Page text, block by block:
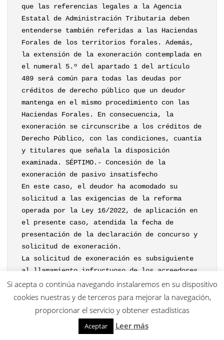
que las referencias legales a la Agencia
Estatal de Administración Tributaria deben
entenderse también referidas a las Haciendas
Forales de los territorios forales. Además,
la extensión de la exoneración contemplada en
el numeral 5.º del apartado 1 del artículo
489 será común para todas las deudas por
créditos de derecho público que un deudor
mantenga en el mismo procedimiento con las
Haciendas Forales. En consecuencia, la
exoneración se circunscribe a los créditos de
Derecho Público, con las condiciones, cuantía
y titulares que señala la disposición
examinada. SÉPTIMO.- Concesión de la
exoneración de pasivo insatisfecho
En este caso, el deudor ha acomodado su
solicitud a las exigencias de la reforma
operada por la Ley 16/2022, de aplicación en
el presente caso, atendida la fecha de
presentación de la declaración de concurso y
solicitud de exoneración.
La solicitud de exoneración es subsiguiente
al llamamiento infructuoso de los acreedores
tras el dictado del auto de concurso sin
masa, por lo que se acomoda a lo previsto en
el art. 502.1 TRLC.
Conviene aclarar nuevamente que, de
concederse la exoneración de pasivo
Si acepta o continúa navegando instalaremos en su dispositivo
cookies nuestras y de terceros para mejorar la navegación,
proporcionar el servicio y obtener estadísticas
Aceptar Leer más